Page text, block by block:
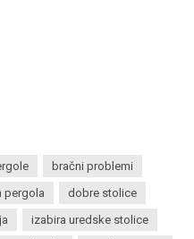
bračni problemi
pergola
dobre stolice
izabira uredske stolice